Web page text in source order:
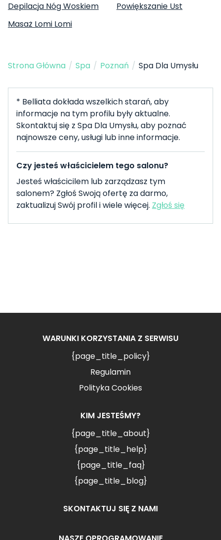
Depilacja Nóg Woskiem
Powiększanie Ust
Masaż Lomi Lomi
Strona Główna / Spa / Poznań / Spa Dla Umysłu
* Belliata dokłada wszelkich starań, aby
informacje na tym profilu były aktualne.
Skontaktuj się z Spa Dla Umysłu, aby poznać
najnowsze ceny, usługi lub inne informacje.
Czy jesteś właścicielem tego salonu?
Jesteś właścicilem lub zarządzasz tym
salonem? Zgłoś Swoją ofertę za darmo,
zaktualizuj Swój profil i wiele więcej. Zgłoś się
WARUNKI KORZYSTANIA Z SERWISU
{page_title_policy}
Regulamin
Polityka Cookies
KIM JESTEŚMY?
{page_title_about}
{page_title_help}
{page_title_faq}
{page_title_blog}
SKONTAKTUJ SIĘ Z NAMI